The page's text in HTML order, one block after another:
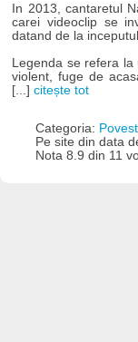
In 2013, cantaretul
carei videoclip se
datand de la
Legenda se refera
violent, fuge de
[...]citește tot
Categoria:
Pe site din data
Nota 8.9 din 11